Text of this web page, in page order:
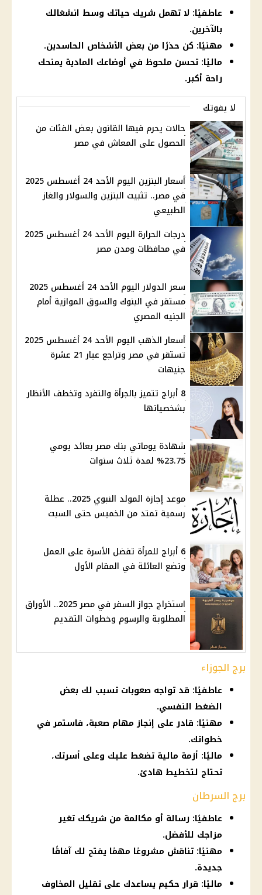
عاطفيًا: لا تهمل شريك حياتك وسط انشغالك
بالآخرين.
مهنيًا: كن حذرًا من بعض الأشخاص الحاسدين.
ماليًا: تحسن ملحوظ في أوضاعك المادية يمنحك
راحة أكبر.
لا يفوتك
حالات يحرم فيها القانون بعض الفئات من
الحصول على المعاش في مصر
أسعار البنزين اليوم الأحد 24 أغسطس 2025
في مصر.. تثبيت البنزين والسولار والغاز
الطبيعي
درجات الحرارة اليوم الأحد 24 أغسطس 2025
في محافظات ومدن مصر
سعر الدولار اليوم الأحد 24 أغسطس 2025
مستقر في البنوك والسوق الموازية أمام
الجنيه المصري
أسعار الذهب اليوم الأحد 24 أغسطس 2025
تستقر في مصر وتراجع عيار 21 عشرة
جنيهات
8 أبراج تتميز بالجرأة والتفرد وتخطف الأنظار
بشخصياتها
شهادة يوماتي بنك مصر بعائد يومي
23.75% لمدة ثلاث سنوات
موعد إجازة المولد النبوي 2025.. عطلة
رسمية تمتد من الخميس حتى السبت
6 أبراج للمرأة تفضل الأسرة على العمل
وتضع العائلة في المقام الأول
استخراج جواز السفر في مصر 2025.. الأوراق
المطلوبة والرسوم وخطوات التقديم
برج الجوزاء
عاطفيًا: قد تواجه صعوبات تسبب لك بعض
الضغط النفسي.
مهنيًا: قادر على إنجاز مهام صعبة، فاستمر في
خطواتك.
ماليًا: أزمة مالية تضغط عليك وعلى أسرتك،
تحتاج لتخطيط هادئ.
برج السرطان
عاطفيًا: رسالة أو مكالمة من شريكك تغير
مزاجك للأفضل.
مهنيًا: تناقش مشروعًا مهمًا يفتح لك آفاقًا
جديدة.
ماليًا: قرار حكيم يساعدك على تقليل المخاوف